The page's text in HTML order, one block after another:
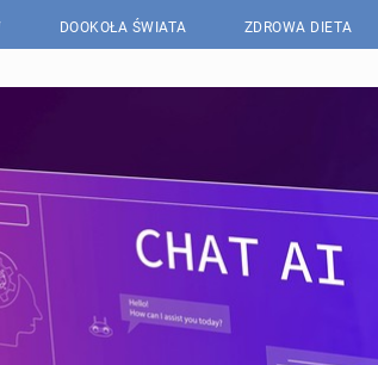
DOOKOŁA ŚWIATA ZDROWA DIETA